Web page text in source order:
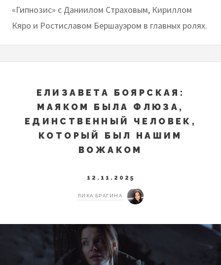
«Гипнозис» c Даниилом Страховым, Кириллом
Кяро и Ростиславом Бершауэром в главных ролях.
ЕЛИЗАВЕТА БОЯРСКАЯ:
МАЯКОМ БЫЛА ФЛЮЗА,
ЕДИНСТВЕННЫЙ ЧЕЛОВЕК,
КОТОРЫЙ БЫЛ НАШИМ
ВОЖАКОМ
12.11.2025
ЛИКА БРАГИНА